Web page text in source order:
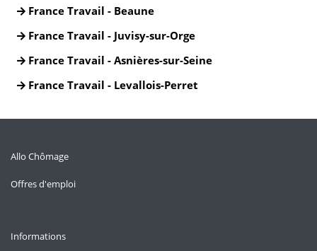
France Travail - Beaune
France Travail - Juvisy-sur-Orge
France Travail - Asnières-sur-Seine
France Travail - Levallois-Perret
Allo Chômage
Offres d'emploi
Informations